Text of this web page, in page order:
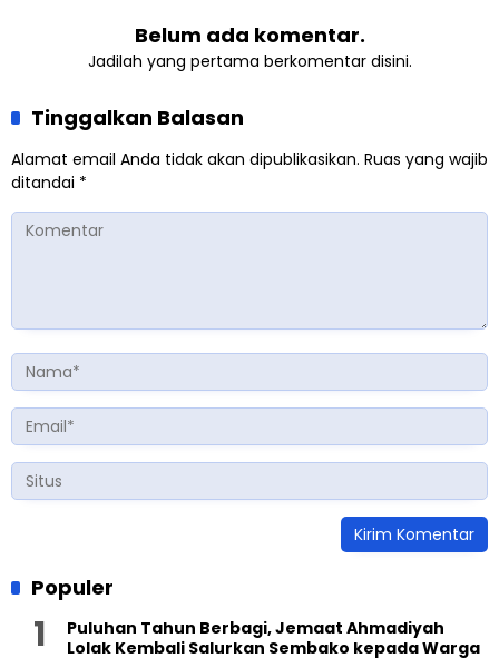
Belum ada komentar.
Jadilah yang pertama berkomentar disini.
Tinggalkan Balasan
Alamat email Anda tidak akan dipublikasikan. Ruas yang wajib
ditandai *
Populer
Puluhan Tahun Berbagi, Jemaat Ahmadiyah
Lolak Kembali Salurkan Sembako kepada Warga